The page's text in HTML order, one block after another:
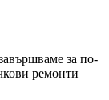
за по-
ремонти